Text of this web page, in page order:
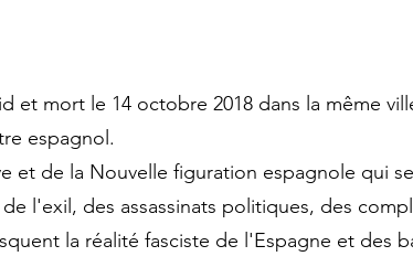
et mort le 14 octobre 2018 dans la même
espagnol.
et de la Nouvelle figuration espagnole qui
l'exil, des assassinats politiques, des
la réalité fasciste de l'Espagne et des